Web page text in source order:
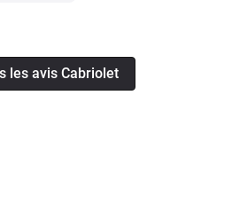
les avis Cabriolet